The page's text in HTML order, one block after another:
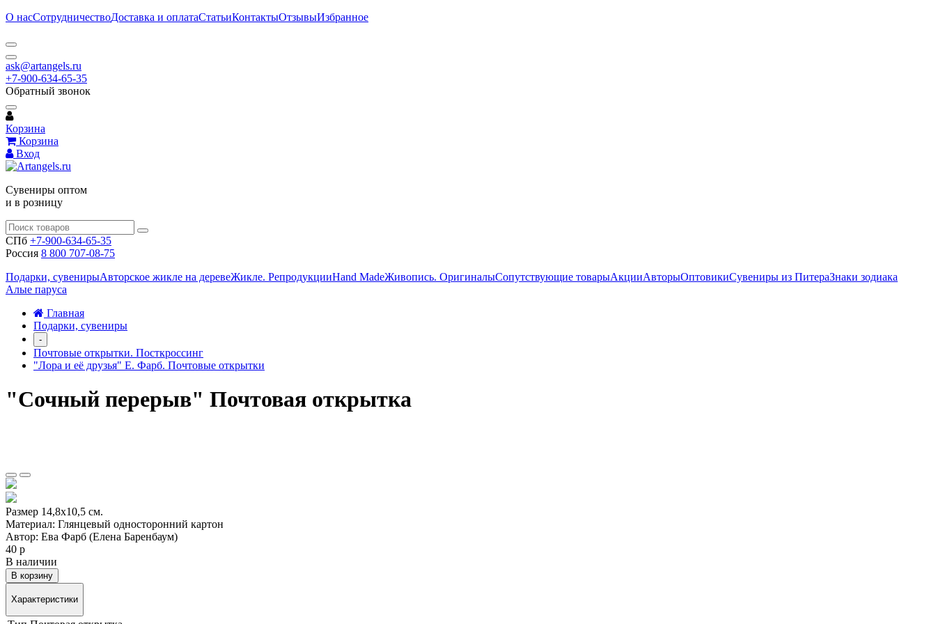
О насСотрудничествоДоставка и оплатаСтатьиКонтактыОтзывыИзбранное
ask@artangels.ru
+7-900-634-65-35
Обратный звонок
Корзина
Корзина
Вход
Сувениры оптом
и в розницу
СПб +7-900-634-65-35
Россия 8 800 707-08-75
Подарки, сувенирыАвторское жикле на деревеЖикле. РепродукцииHand MadeЖивопись. ОригиналыСопутствующие товарыАкцииАвторыОптовикиСувениры из ПитераЗнаки зодиака
Алые паруса
Главная
Подарки, сувениры
-
Почтовые открытки. Посткроссинг
"Лора и её друзья" Е. Фарб. Почтовые открытки
"Сочный перерыв" Почтовая открытка
Размер 14,8х10,5 см.
Материал: Глянцевый односторонний картон
Автор: Ева Фарб (Елена Баренбаум)
40 р
В наличии
В корзину
Характеристики